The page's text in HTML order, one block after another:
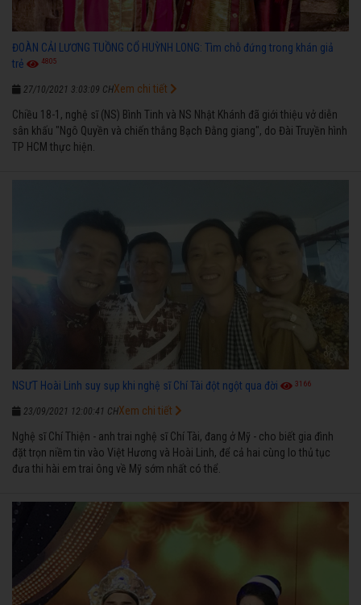
ĐOÀN CẢI LƯƠNG TUỒNG CỔ HUỲNH LONG: Tìm chỗ đứng trong khán giả
trẻ
4805
27/10/2021 3:03:09 CH
Chiều 18-1, nghệ sĩ (NS) Bình Tinh và NS Nhật Khánh đã giới thiệu vở diễn
sân khấu "Ngô Quyền và chiến thắng Bạch Đằng giang", do Đài Truyền hình
TP HCM thực hiện.
Xem chi tiết
NSƯT Hoài Linh suy sụp khi nghệ sĩ Chí Tài đột ngột qua đời 3166
23/09/2021 12:00:41 CH
Nghệ sĩ Chí Thiện - anh trai nghệ sĩ Chí Tài, đang ở Mỹ - cho biết gia đình
đặt trọn niềm tin vào Việt Hương và Hoài Linh, để cả hai cùng lo thủ tục
đưa thi hài em trai ông về Mỹ sớm nhất có thể.
Xem chi tiết